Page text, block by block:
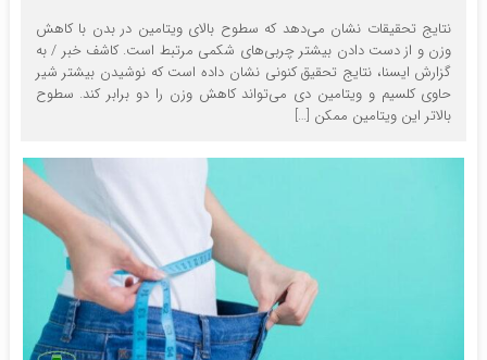
نتایج تحقیقات نشان می‌دهد که سطوح بالای ویتامین در بدن با کاهش
وزن و از دست دادن بیشتر چربی‌های شکمی مرتبط است. کاشف خبر / به
گزارش ایسنا، نتایج تحقیق کنونی نشان داده است که نوشیدن بیشتر شیر
حاوی کلسیم و ویتامین دی می‌تواند کاهش وزن را دو برابر کند. سطوح
بالاتر این ویتامین ممکن […]